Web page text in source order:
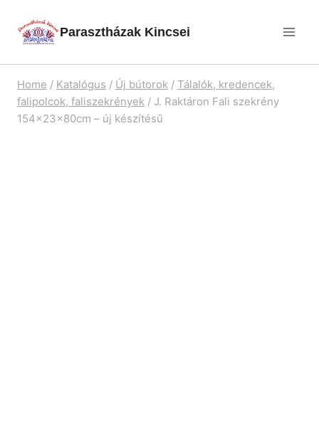
Parasztházak Kincsei
Home / Katalógus / Új bútorok / Tálalók, kredencek,
falipolcok, faliszekrények / J. Raktáron Fali szekrény
154x23x80cm – új készítésű